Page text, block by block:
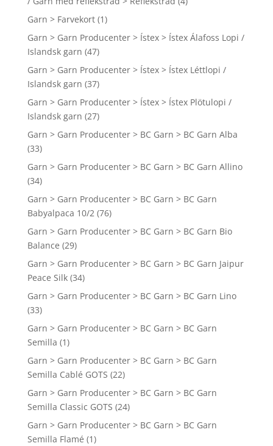
Garn > Farvekort (1)
Garn > Garn Producenter > Ístex > Ístex Álafoss Lopi /
Islandsk garn (47)
Garn > Garn Producenter > Ístex > Ístex Léttlopi /
Islandsk garn (37)
Garn > Garn Producenter > Ístex > Ístex Plötulopi /
Islandsk garn (27)
Garn > Garn Producenter > BC Garn > BC Garn Alba
(33)
Garn > Garn Producenter > BC Garn > BC Garn Allino
(34)
Garn > Garn Producenter > BC Garn > BC Garn
Babyalpaca 10/2 (76)
Garn > Garn Producenter > BC Garn > BC Garn Bio
Balance (29)
Garn > Garn Producenter > BC Garn > BC Garn Jaipur
Peace Silk (34)
Garn > Garn Producenter > BC Garn > BC Garn Lino
(33)
Garn > Garn Producenter > BC Garn > BC Garn
Semilla (1)
Garn > Garn Producenter > BC Garn > BC Garn
Semilla Cablé GOTS (22)
Garn > Garn Producenter > BC Garn > BC Garn
Semilla Classic GOTS (24)
Garn > Garn Producenter > BC Garn > BC Garn
Semilla Flamé (1)